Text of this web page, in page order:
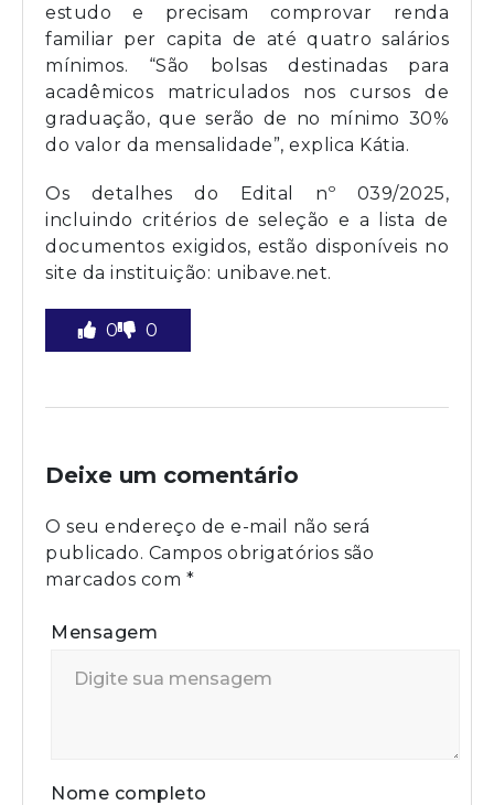
estudo e precisam comprovar renda
familiar per capita de até quatro salários
mínimos. “São bolsas destinadas para
acadêmicos matriculados nos cursos de
graduação, que serão de no mínimo 30%
do valor da mensalidade”, explica Kátia.
Os detalhes do Edital nº 039/2025,
incluindo critérios de seleção e a lista de
documentos exigidos, estão disponíveis no
site da instituição: unibave.net.
0 0
Deixe um comentário
O seu endereço de e-mail não será
publicado. Campos obrigatórios são
marcados com *
Mensagem
Nome completo